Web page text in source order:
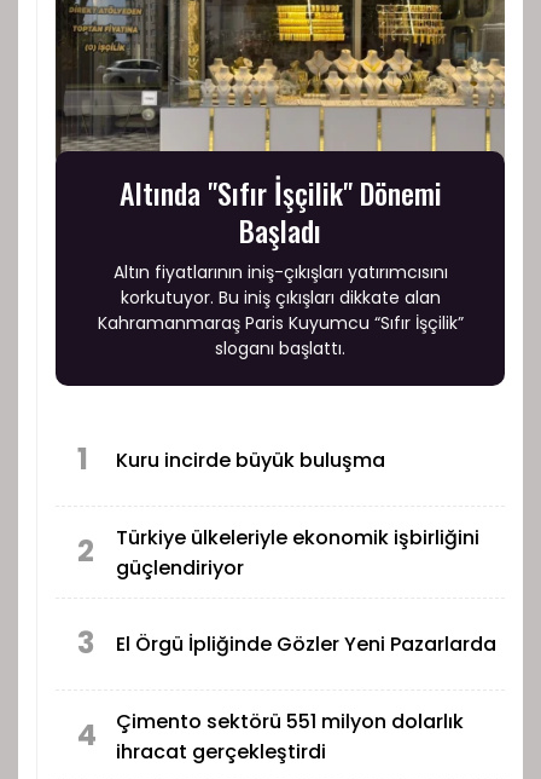
Altında "Sıfır İşçilik" Dönemi
Başladı
Altın fiyatlarının iniş-çıkışları yatırımcısını
korkutuyor. Bu iniş çıkışları dikkate alan
Kahramanmaraş Paris Kuyumcu “Sıfır İşçilik”
sloganı başlattı.
1 Kuru incirde büyük buluşma
2
Türkiye ülkeleriyle ekonomik işbirliğini
güçlendiriyor
3 El Örgü İpliğinde Gözler Yeni Pazarlarda
4
Çimento sektörü 551 milyon dolarlık
ihracat gerçekleştirdi